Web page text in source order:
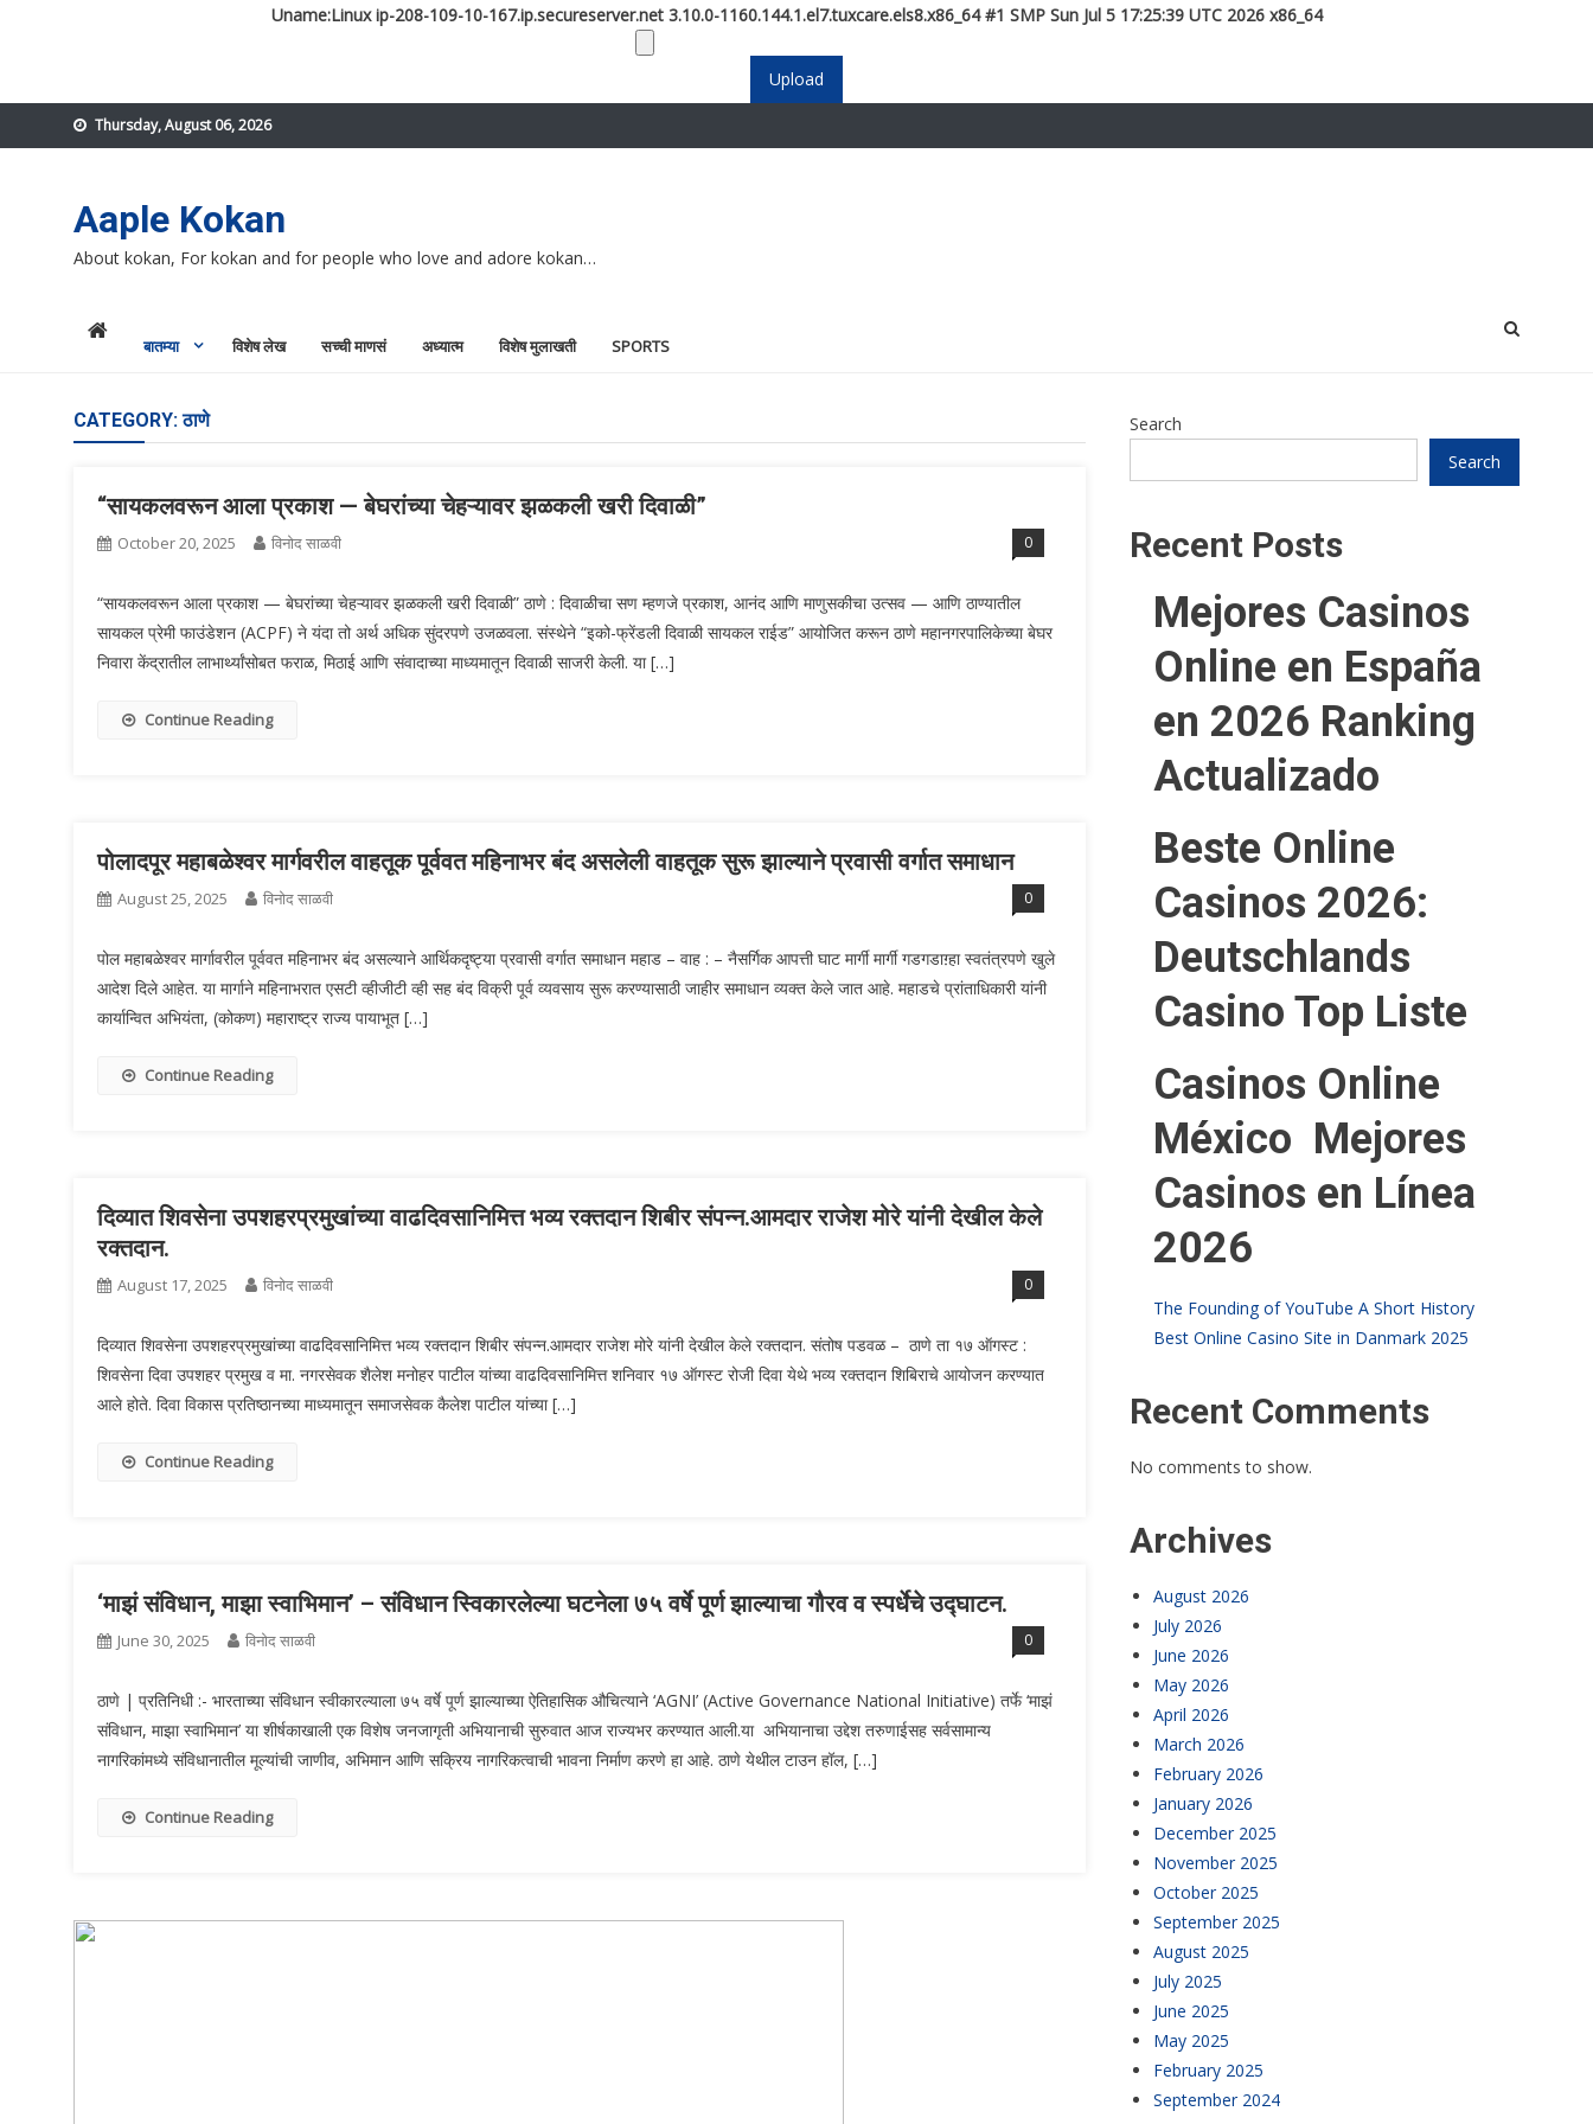
Uname:Linux ip-208-109-10-167.ip.secureserver.net 3.10.0-1160.144.1.el7.tuxcare.els8.x86_64 #1 SMP Sun Jul 5 17:25:39 UTC 2026 x86_64
to
Thursday, August 06, 2026
Aaple Kokan
About kokan, For kokan and for people who love and adore kokan…
बातम्या विशेष लेख सच्ची माणसं अध्यात्म विशेष मुलाखती SPORTS
CATEGORY:ठाणे
“सायकलवरून आला प्रकाश — बेघरांच्या चेहऱ्यावर झळकली खरी दिवाळी”
October 20, 2025 विनोद साळवी 0
“सायकलवरून आला प्रकाश — बेघरांच्या चेहऱ्यावर झळकली खरी दिवाळी” ठाणे : दिवाळीचा सण म्हणजे प्रकाश, आनंद आणि माणुसकीचा उत्सव — आणि ठाण्यातील
सायकल प्रेमी फाउंडेशन (ACPF) ने यंदा तो अर्थ अधिक सुंदरपणे उजळवला. संस्थेने “इको-फ्रेंडली दिवाळी सायकल राईड” आयोजित करून ठाणे महानगरपालिकेच्या बेघर
निवारा केंद्रातील लाभार्थ्यांसोबत फराळ, मिठाई आणि संवादाच्या माध्यमातून दिवाळी साजरी केली. या […]
Continue Reading
पोलादपूर महाबळेश्वर मार्गवरील वाहतूक पूर्ववत महिनाभर बंद असलेली वाहतूक सुरू झाल्याने प्रवासी वर्गात समाधान
August 25, 2025 विनोद साळवी 0
पोल महाबळेश्वर मार्गावरील पूर्ववत महिनाभर बंद असल्याने आर्थिकदृष्ट्या प्रवासी वर्गात समाधान महाड – वाह : – नैसर्गिक आपत्ती घाट मार्गी मार्गी गडगडाग़्हा स्वतंत्रपणे खुले
आदेश दिले आहेत. या मार्गाने महिनाभरात एसटी व्हीजीटी व्ही सह बंद विक्री पूर्व व्यवसाय सुरू करण्यासाठी जाहीर समाधान व्यक्त केले जात आहे. महाडचे प्रांताधिकारी यांनी
कार्यान्वित अभियंता, (कोकण) महाराष्ट्र राज्य पायाभूत […]
Continue Reading
दिव्यात शिवसेना उपशहरप्रमुखांच्या वाढदिवसानिमित्त भव्य रक्तदान शिबीर संपन्न.आमदार राजेश मोरे यांनी देखील केले
रक्तदान.
August 17, 2025 विनोद साळवी 0
दिव्यात शिवसेना उपशहरप्रमुखांच्या वाढदिवसानिमित्त भव्य रक्तदान शिबीर संपन्न.आमदार राजेश मोरे यांनी देखील केले रक्तदान. संतोष पडवळ – ठाणे ता १७ ऑगस्ट :
शिवसेना दिवा उपशहर प्रमुख व मा. नगरसेवक शैलेश मनोहर पाटील यांच्या वाढदिवसानिमित्त शनिवार १७ ऑगस्ट रोजी दिवा येथे भव्य रक्तदान शिबिराचे आयोजन करण्यात
आले होते. दिवा विकास प्रतिष्ठानच्या माध्यमातून समाजसेवक कैलेश पाटील यांच्या […]
Continue Reading
‘माझं संविधान, माझा स्वाभिमान’ – संविधान स्विकारलेल्या घटनेला ७५ वर्षे पूर्ण झाल्याचा गौरव व स्पर्धेचे उद्घाटन.
June 30, 2025 विनोद साळवी 0
ठाणे | प्रतिनिधी :- भारताच्या संविधान स्वीकारल्याला ७५ वर्षे पूर्ण झाल्याच्या ऐतिहासिक औचित्याने ‘AGNI’ (Active Governance National Initiative) तर्फे ‘माझं
संविधान, माझा स्वाभिमान’ या शीर्षकाखाली एक विशेष जनजागृती अभियानाची सुरुवात आज राज्यभर करण्यात आली.या अभियानाचा उद्देश तरुणाईसह सर्वसामान्य
नागरिकांमध्ये संविधानातील मूल्यांची जाणीव, अभिमान आणि सक्रिय नागरिकत्वाची भावना निर्माण करणे हा आहे. ठाणे येथील टाउन हॉल, […]
Continue Reading
Search
Search
Recent Posts
Mejores Casinos
Online en España
en 2026 Ranking
Actualizado
Beste Online
Casinos 2026:
Deutschlands
Casino Top Liste
Casinos Online
México ️ Mejores
Casinos en Línea
2026
The Founding of YouTube A Short History
Best Online Casino Site in Danmark 2025
Recent Comments
No comments to show.
Archives
August 2026
July 2026
June 2026
May 2026
April 2026
March 2026
February 2026
January 2026
December 2025
November 2025
October 2025
September 2025
August 2025
July 2025
June 2025
May 2025
February 2025
September 2024